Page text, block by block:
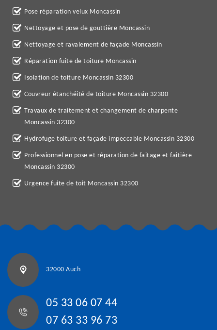
Pose réparation velux Moncassin
Nettoyage et pose de gouttière Moncassin
Nettoyage et ravalement de façade Moncassin
Réparation fuite de toiture Moncassin
Isolation de toiture Moncassin 32300
Couvreur étanchéité de toiture Moncassin 32300
Travaux de traitement et changement de charpente
Moncassin 32300
Hydrofuge toiture et façade impeccable Moncassin 32300
Professionnel en pose et réparation de faitage et faitière
Moncassin 32300
Urgence fuite de toit Moncassin 32300
32000 Auch
05 33 06 07 44
07 63 33 96 73